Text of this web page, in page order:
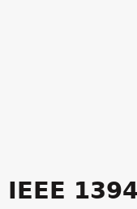
IEEE